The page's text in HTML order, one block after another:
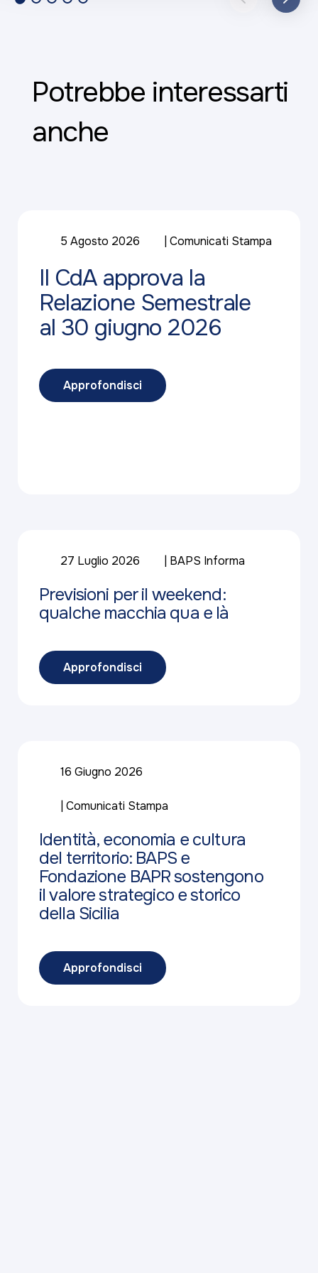
Potrebbe interessarti
anche
5 Agosto 2026 Comunicati Stampa
Il CdA approva la
Relazione Semestrale
al 30 giugno 2026
Approfondisci
27 Luglio 2026 BAPS Informa
Previsioni per il weekend:
qualche macchia qua e là
Approfondisci
16 Giugno 2026
Comunicati Stampa
Identità, economia e cultura
del territorio: BAPS e
Fondazione BAPR sostengono
il valore strategico e storico
della Sicilia
Approfondisci